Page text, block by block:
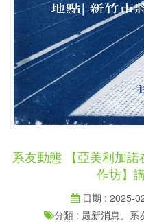
系友動態 【亞美利加
作坊】
日期 : 2025-
分類 : 最新消息、系